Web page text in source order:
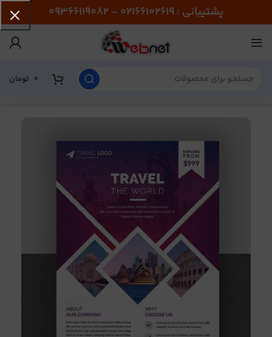
پشتیبانی : 02166102619 - 09366119082
0 تومان